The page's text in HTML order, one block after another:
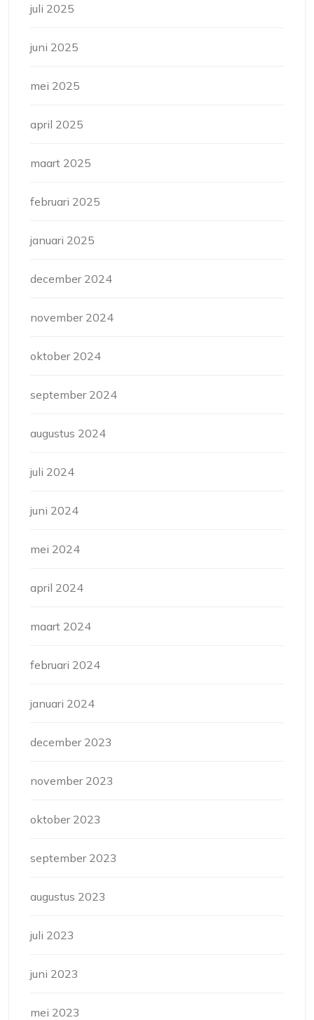
juli 2025
juni 2025
mei 2025
april 2025
maart 2025
februari 2025
januari 2025
december 2024
november 2024
oktober 2024
september 2024
augustus 2024
juli 2024
juni 2024
mei 2024
april 2024
maart 2024
februari 2024
januari 2024
december 2023
november 2023
oktober 2023
september 2023
augustus 2023
juli 2023
juni 2023
mei 2023